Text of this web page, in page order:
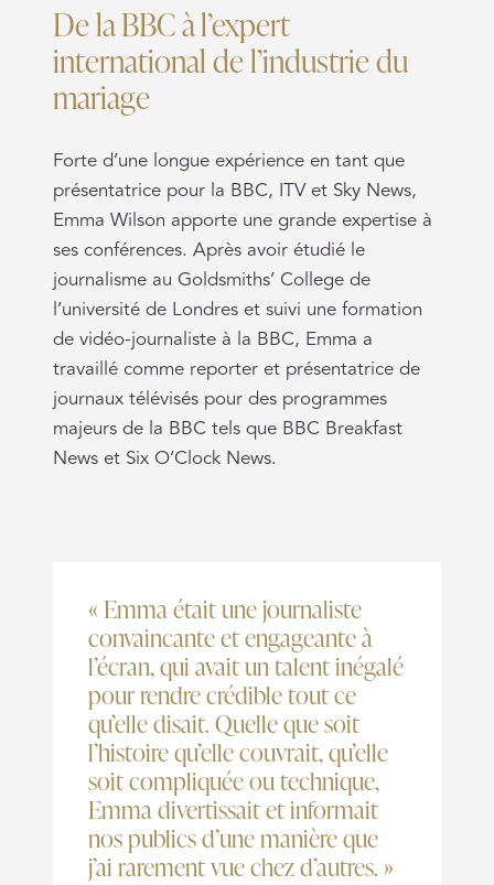
De la BBC à l’expert
international de l’industrie du
mariage
Forte d’une longue expérience en tant que
présentatrice pour la BBC, ITV et Sky News,
Emma Wilson apporte une grande expertise à
ses conférences. Après avoir étudié le
journalisme au Goldsmiths’ College de
l’université de Londres et suivi une formation
de vidéo-journaliste à la BBC, Emma a
travaillé comme reporter et présentatrice de
journaux télévisés pour des programmes
majeurs de la BBC tels que BBC Breakfast
News et Six O’Clock News.
« Emma était une journaliste
convaincante et engageante à
l’écran, qui avait un talent inégalé
pour rendre crédible tout ce
qu’elle disait. Quelle que soit
l’histoire qu’elle couvrait, qu’elle
soit compliquée ou technique,
Emma divertissait et informait
nos publics d’une manière que
j’ai rarement vue chez d’autres. »